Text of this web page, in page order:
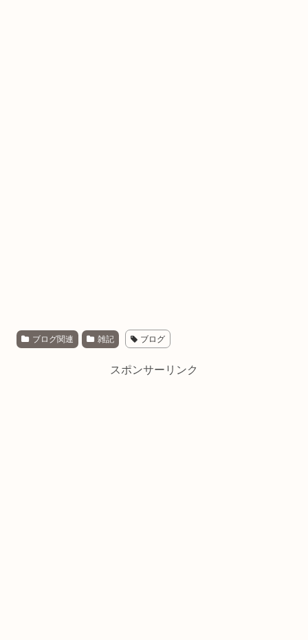
ブログ関連 雑記 ブログ
スポンサーリンク